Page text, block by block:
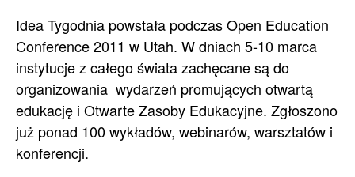
Idea Tygodnia powstała podczas Open Education
Conference 2011 w Utah. W dniach 5-10 marca
instytucje z całego świata zachęcane są do
organizowania wydarzeń promujących otwartą
edukację i Otwarte Zasoby Edukacyjne. Zgłoszono
już ponad 100 wykładów, webinarów, warsztatów i
konferencji.